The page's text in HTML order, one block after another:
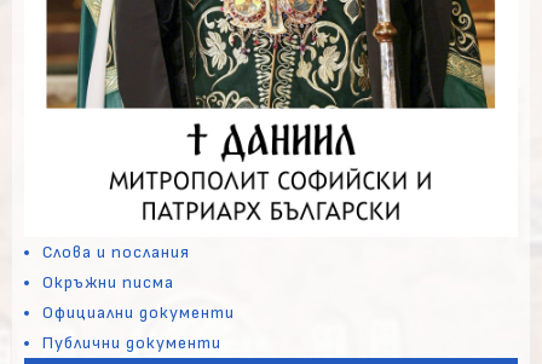
Слова и послания
Окръжни писма
Официални документи
Публични документи